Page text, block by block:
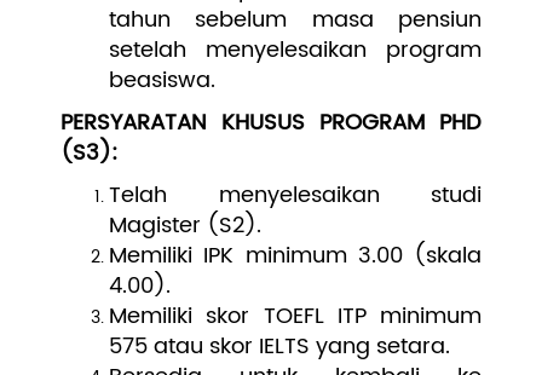
tahun sebelum masa pensiun
setelah menyelesaikan program
beasiswa.
PERSYARATAN KHUSUS PROGRAM PHD
(S3):
Telah menyelesaikan studi
Magister (S2).
Memiliki IPK minimum 3.00 (skala
4.00).
Memiliki skor TOEFL ITP minimum
575 atau skor IELTS yang setara.